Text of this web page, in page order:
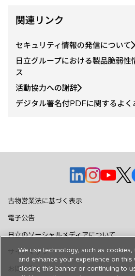
関連リンク
セキュリティ情報の発信について
日立グループにおける製品脆弱性
ス
活動協力への謝辞
デジタル署名付PDFに関するよく
新
し
で
く
新
で
く
新
し
く
古物営業法に基づく表示
電子公告
日立のソーシャルメディアについて
サイトマップ
お問い合わせ
We use technology, such as
and enhance your experience on this
closing this banner or continuing to